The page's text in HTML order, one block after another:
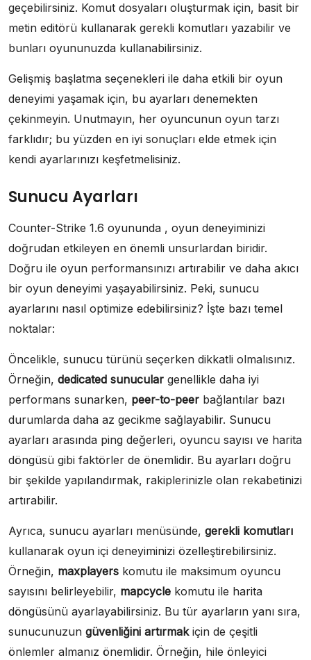
geçebilirsiniz. Komut dosyaları oluşturmak için, basit bir
metin editörü kullanarak gerekli komutları yazabilir ve
bunları oyununuzda kullanabilirsiniz.
Gelişmiş başlatma seçenekleri ile daha etkili bir oyun
deneyimi yaşamak için, bu ayarları denemekten
çekinmeyin. Unutmayın, her oyuncunun oyun tarzı
farklıdır; bu yüzden en iyi sonuçları elde etmek için
kendi ayarlarınızı keşfetmelisiniz.
Sunucu Ayarları
Counter-Strike 1.6 oyununda , oyun deneyiminizi
doğrudan etkileyen en önemli unsurlardan biridir.
Doğru ile oyun performansınızı artırabilir ve daha akıcı
bir oyun deneyimi yaşayabilirsiniz. Peki, sunucu
ayarlarını nasıl optimize edebilirsiniz? İşte bazı temel
noktalar:
Öncelikle, sunucu türünü seçerken dikkatli olmalısınız.
Örneğin, dedicated sunucular genellikle daha iyi
performans sunarken, peer-to-peer bağlantılar bazı
durumlarda daha az gecikme sağlayabilir. Sunucu
ayarları arasında ping değerleri, oyuncu sayısı ve harita
döngüsü gibi faktörler de önemlidir. Bu ayarları doğru
bir şekilde yapılandırmak, rakiplerinizle olan rekabetinizi
artırabilir.
Ayrıca, sunucu ayarları menüsünde, gerekli komutları
kullanarak oyun içi deneyiminizi özelleştirebilirsiniz.
Örneğin, maxplayers komutu ile maksimum oyuncu
sayısını belirleyebilir, mapcycle komutu ile harita
döngüsünü ayarlayabilirsiniz. Bu tür ayarların yanı sıra,
sunucunuzun güvenliğini artırmakiçin de çeşitli
önlemler almanız önemlidir. Örneğin, hile önleyici